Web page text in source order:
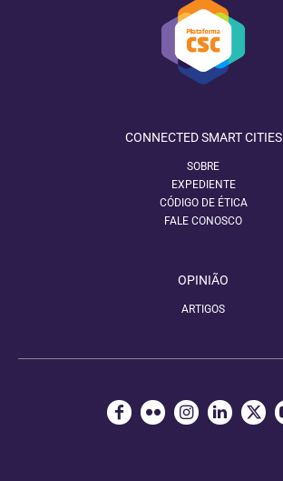
CONNECTED SMART CITIES
SOBRE
EXPEDIENTE
CÓDIGO DE ÉTICA
FALE CONOSCO
OPINIÃO
ARTIGOS